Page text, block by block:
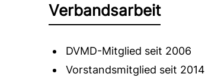
Verbandsarbeit
DVMD-Mitglied seit 2006
Vorstandsmitglied seit 2014